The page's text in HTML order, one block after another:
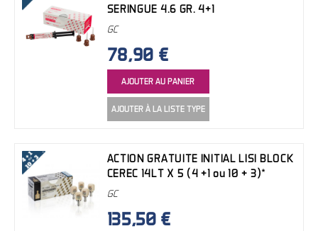
SERINGUE 4.6 GR. 4+1
GC
78,90 €
AJOUTER AU PANIER
AJOUTER À LA LISTE TYPE
ACTION GRATUITE INITIAL LISI BLOCK
CEREC 14LT X 5 (4 +1 ou 10 + 3)*
GC
135,50 €